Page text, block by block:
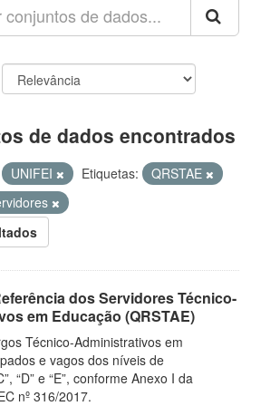
de dados encontrados
UNIFEI Etiquetas:
QRSTAE
dos Servidores Técnico-
em Educação (QRSTAE)
Técnico-Administrativos em
e vagos dos níveis de
“D” e “E”, conforme Anexo I da
nº 316/2017.